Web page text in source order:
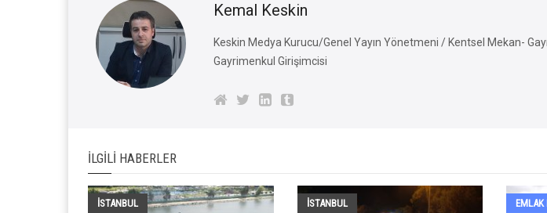
Kemal Keskin
Keskin Medya Kurucu/Genel Yayın Yönetmeni / Kentsel Mekan-
Gayrimenkul Girişimcisi
İLGILI HABERLER
İSTANBUL İSTANBUL EMLAK